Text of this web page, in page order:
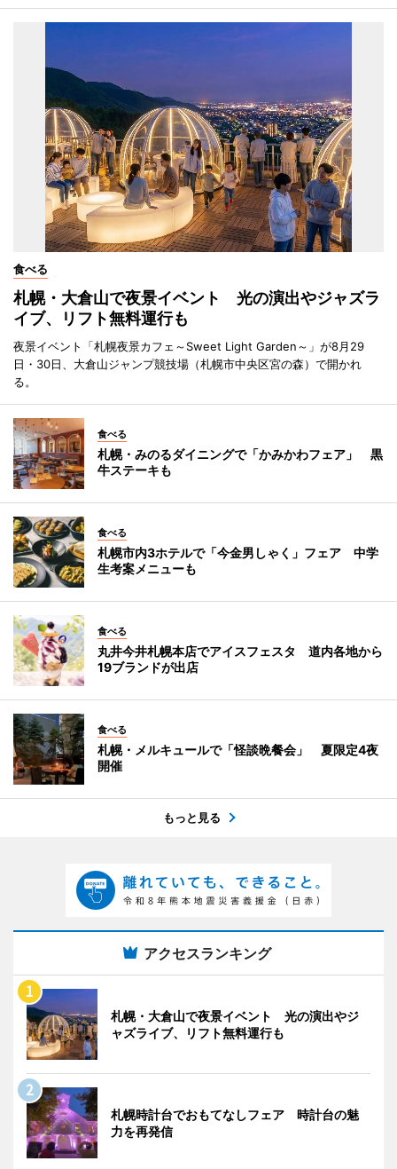
食べる
札幌・大倉山で夜景イベント 光の演出やジャズラ
イブ、リフト無料運行も
夜景イベント「札幌夜景カフェ～Sweet Light Garden～」が8月29
日・30日、大倉山ジャンプ競技場（札幌市中央区宮の森）で開かれ
る。
食べる
札幌・みのるダイニングで「かみかわフェア」 黒
牛ステーキも
食べる
札幌市内3ホテルで「今金男しゃく」フェア 中学
生考案メニューも
食べる
丸井今井札幌本店でアイスフェスタ 道内各地から
19ブランドが出店
食べる
札幌・メルキュールで「怪談晩餐会」 夏限定4夜
開催
もっと見る
アクセスランキング
札幌・大倉山で夜景イベント 光の演出やジ
ャズライブ、リフト無料運行も
札幌時計台でおもてなしフェア 時計台の魅
力を再発信